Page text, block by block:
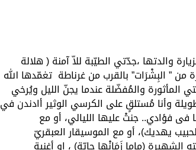
والدتها ،جدّتي الطيّبة للاّ آمنة ( هلالة
من ” البِشْرَات” بالقرب من غرناطة تغمّدها الله
المأثورة والمُفضّلة عندما يجنّ الليل ويُرخي
وأنا مُستلقٍ على الكرسي الوثير أادندن في
فؤادي.. جنتْ عليها الليالي، أو مع
يهديك)، أو مع الموسيقار العبقريّ
(ماما زَمَانْها جايّة) ، او أغنية